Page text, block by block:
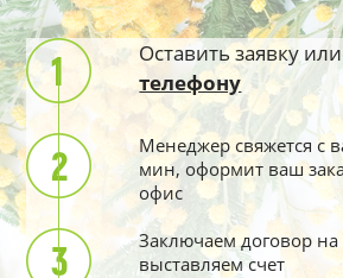
Оставить заявку
телефону
Менеджер свяжется с
мин, оформит ваш
офис
Заключаем договор на
выставляем счет